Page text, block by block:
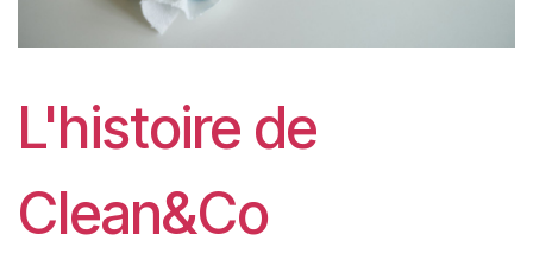
L'histoire de
Clean&Co